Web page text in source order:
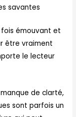
savantes
fois émouvant et
être vraiment
le lecteur
de clarté,
sont parfois un